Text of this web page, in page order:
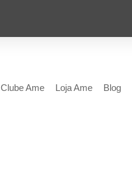
Clube Ame Loja Ame Blog